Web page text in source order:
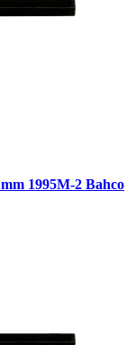
1995M-2 Bahco